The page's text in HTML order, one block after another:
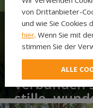
Die kleine
auf die
werden wir
verbunden
stille,
von Drittanbieter-
und wie Sie Cookies
hier. Wenn Sie mit
stimmen Sie der
ALLE